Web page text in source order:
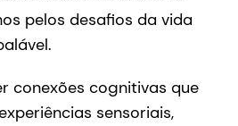
pelos desafios da vida
conexões cognitivas que
sensoriais,